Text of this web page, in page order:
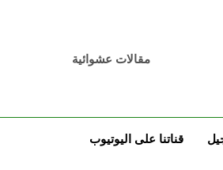
مقالات عشوائية
قناتنا على اليوتيوب